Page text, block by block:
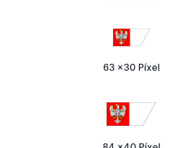
63 x30 Píxel